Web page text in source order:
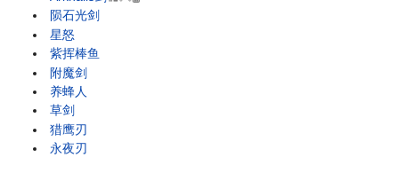
陨石光剑
星怒
紫挥棒鱼
附魔剑
养蜂人
草剑
猎鹰刃
永夜刃